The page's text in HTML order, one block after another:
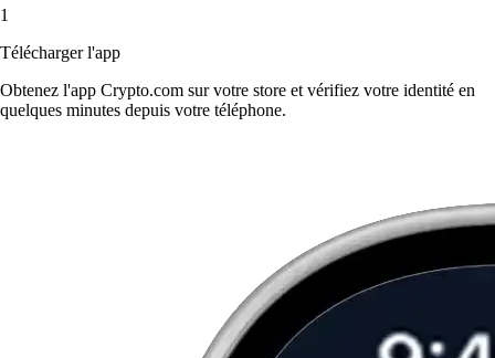
1
Télécharger l'app
Obtenez l'app Crypto.com sur votre store et vérifiez votre identité en
quelques minutes depuis votre téléphone.